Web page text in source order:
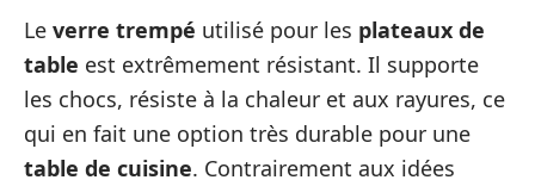
Le verre trempé utilisé pour les plateaux de
table est extrêmement résistant. Il supporte
les chocs, résiste à la chaleur et aux rayures, ce
qui en fait une option très durable pour une
table de cuisine. Contrairement aux idées